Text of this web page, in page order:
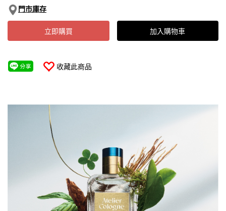
門市庫存
立即購買 加入購物車
收藏此商品